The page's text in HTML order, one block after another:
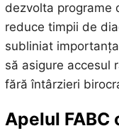
dezvolta programe
reduce timpii de
subliniat
să asigure accesul
fără întârzieri
Apelul